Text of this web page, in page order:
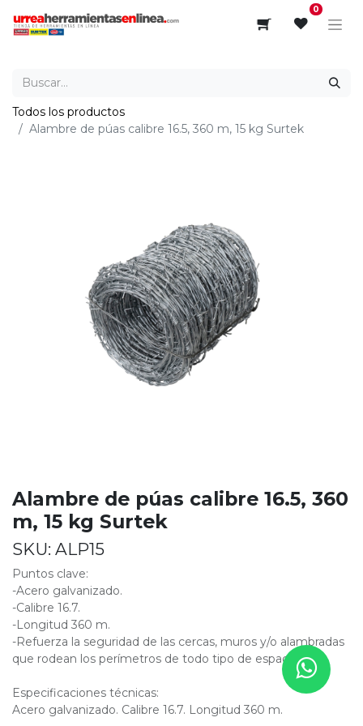
0
Todos los productos
Alambre de púas calibre 16.5, 360 m, 15 kg Surtek
Alambre de púas calibre 16.5, 360
m, 15 kg Surtek
SKU: ALP15
Puntos clave:
-Acero galvanizado.
-Calibre 16.7.
-Longitud 360 m.
-Refuerza la seguridad de las cercas, muros y/o alambradas
que rodean los perímetros de todo tipo de espacios.
Especificaciones técnicas:
Acero galvanizado. Calibre 16.7. Longitud 360 m.